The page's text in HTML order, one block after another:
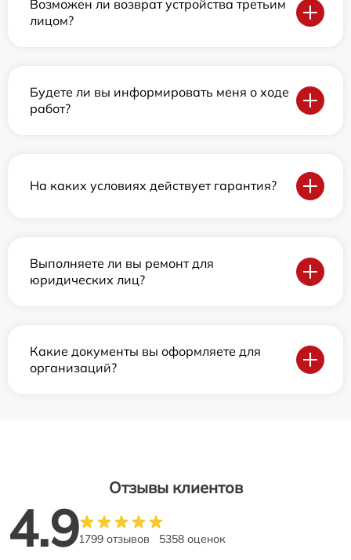
Возможен ли возврат устройства третьим
лицом?
Будете ли вы информировать меня о ходе
работ?
На каких условиях действует гарантия?
Выполняете ли вы ремонт для
юридических лиц?
Какие документы вы оформляете для
организаций?
Отзывы клиентов
4.91799 отзывов 5358 оценок